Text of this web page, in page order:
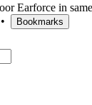
Earforce in
• Bookmarks